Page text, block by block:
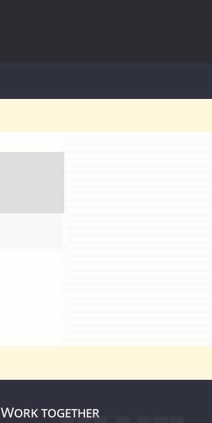
Work together